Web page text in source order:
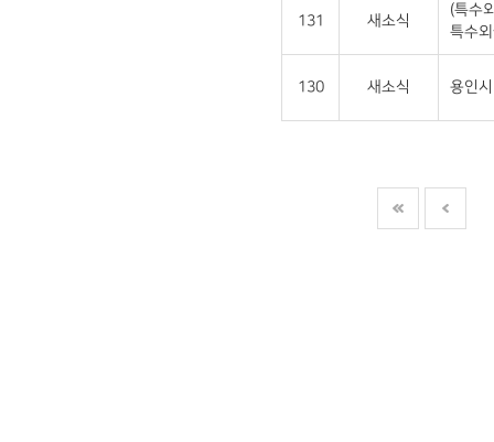
131 새소식
(특수
특수
130 새소식 용인